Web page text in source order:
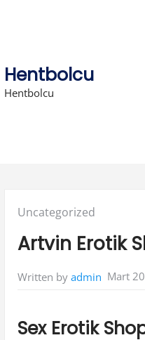
Hentbolcu
Hentbolcu
Posted
Uncategorized
Artvin Erotik
Written by admin Mart
Sex Erotik